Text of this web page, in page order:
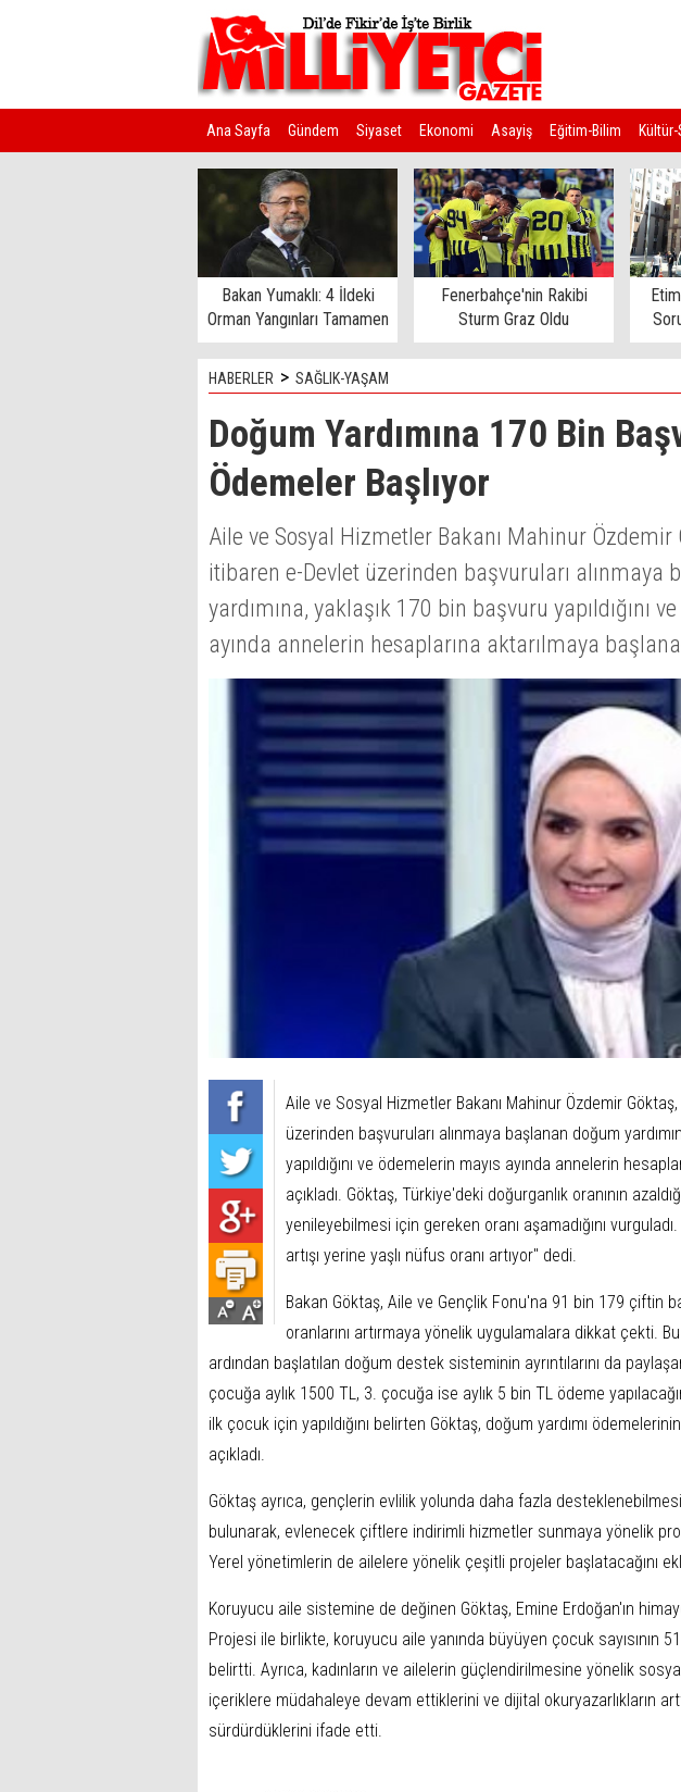
Ana Sayfa Gündem Siyaset Ekonomi Asayiş Eğitim-Bilim
Kim Kimdir?
Bakan Yumaklı: 4 İldeki
Orman Yangınları Tamamen
Kontrol Altında
Fenerbahçe'nin Rakibi
Sturm Graz Oldu
HABERLER > SAĞLIK-YAŞAM
Doğum Yardımına 170 Bin
Ödemeler Başlıyor
Aile ve Sosyal Hizmetler Bakanı Mahinur Özdemir
itibaren e-Devlet üzerinden başvuruları alınmaya
yardımına, yaklaşık 170 bin başvuru yapıldığını
ayında annelerin hesaplarına aktarılmaya
Aile ve Sosyal Hizmetler Bakanı Mahinur Özdemir
üzerinden başvuruları alınmaya başlanan doğum
yapıldığını ve ödemelerin mayıs ayında annelerin
açıkladı. Göktaş, Türkiye'deki doğurganlık oranının
yenileyebilmesi için gereken oranı aşamadığını
artışı yerine yaşlı nüfus oranı artıyor" dedi.
Bakan Göktaş, Aile ve Gençlik Fonu'na 91 bin 179 çiftin
oranlarını artırmaya yönelik uygulamalara dikkat çekti. Bu
ardından başlatılan doğum destek sisteminin ayrıntılarını da
çocuğa aylık 1500 TL, 3. çocuğa ise aylık 5 bin TL ödeme
ilk çocuk için yapıldığını belirten Göktaş, doğum yardımı
açıkladı.
Göktaş ayrıca, gençlerin evlilik yolunda daha fazla
bulunarak, evlenecek çiftlere indirimli hizmetler sunmaya yönelik
Yerel yönetimlerin de ailelere yönelik çeşitli projeler başlatacağını
Koruyucu aile sistemine de değinen Göktaş, Emine Erdoğan'ın
Projesi ile birlikte, koruyucu aile yanında büyüyen çocuk sayısının
belirtti. Ayrıca, kadınların ve ailelerin güçlendirilmesine yönelik
içeriklere müdahaleye devam ettiklerini ve dijital okuryazarlıkların
sürdürdüklerini ifade etti.